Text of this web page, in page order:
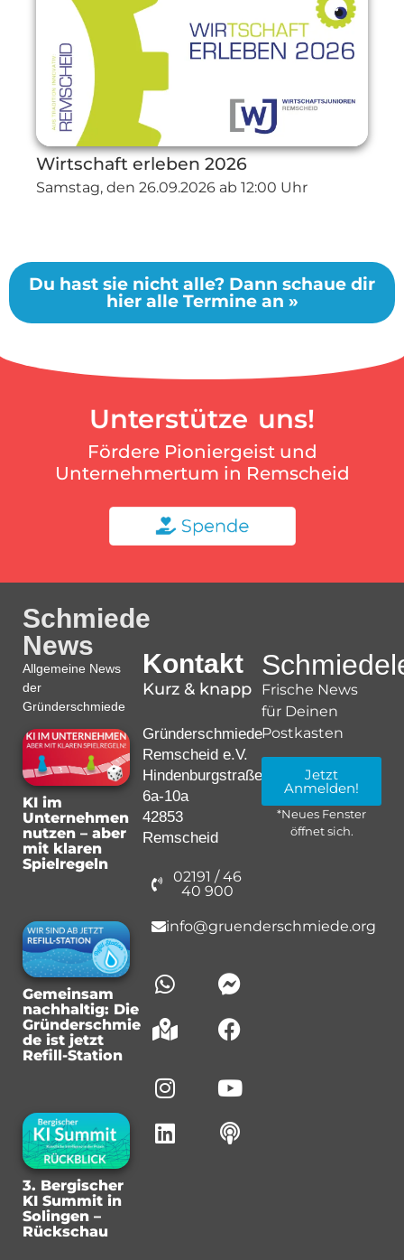
Wirtschaft erleben 2026
Samstag, den 26.09.2026 ab 12:00 Uhr
Du hast sie nicht alle? Dann schaue dir
hier alle Termine an »
Unterstütze uns!
Fördere Pioniergeist und
Unternehmertum in Remscheid
Schmiede
News
Allgemeine News
der
Gründerschmiede
KI im
Unternehmen
nutzen – aber
mit klaren
Spielregeln
Gemeinsam
nachhaltig: Die
Gründerschmie
de ist jetzt
Refill-Station
3. Bergischer
KI Summit in
Solingen –
Rückschau
Kontakt
Kurz & knapp
Gründerschmiede
Remscheid e.V.
Hindenburgstraße
6a-10a
42853
Remscheid
02191 / 46
40 900
info@gruenderschmiede.org
Frische News
für Deinen
Postkasten
Jetzt
Anmelden!
*Neues Fenster
öffnet sich.